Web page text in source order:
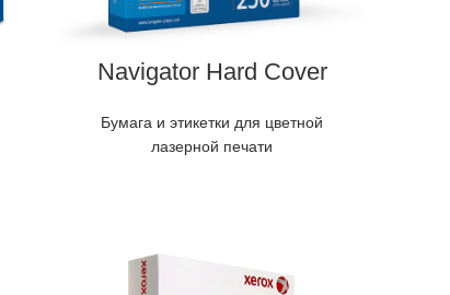
Navigator Hard Cover
Бумага и этикетки для цветной
лазерной печати